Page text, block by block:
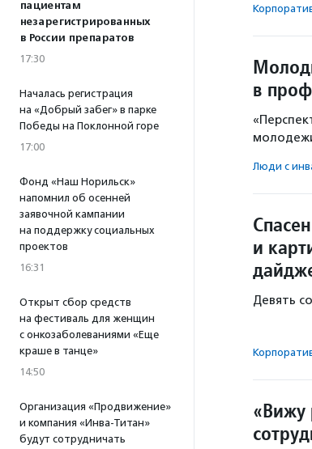
пациентам
незарегистрированных
в России препаратов
17:30
Началась регистрация
на «Добрый забег» в парке
Победы на Поклонной горе
17:00
Фонд «Наш Норильск»
напомнил об осенней
заявочной кампании
на поддержку социальных
проектов
16:31
Открыт сбор средств
на фестиваль для женщин
с онкозаболеваниями «Еще
краше в танце»
14:50
Организация «Продвижение»
и компания «Инва-Титан»
будут сотрудничать
в
Люди с
и
Девять
«Вижу